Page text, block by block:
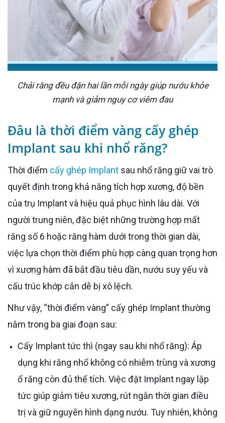
Chải răng đều đặn hai lần mỗi ngày giúp nướu khỏe
mạnh và giảm nguy cơ viêm đau
Đâu là thời điểm vàng cấy ghép
Implant sau khi nhổ răng?
Thời điểm cấy ghép Implant sau nhổ răng giữ vai trò
quyết định trong khả năng tích hợp xương, độ bền
của trụ Implant và hiệu quả phục hình lâu dài. Với
người trung niên, đặc biệt những trường hợp mất
răng số 6 hoặc răng hàm dưới trong thời gian dài,
việc lựa chọn thời điểm phù hợp càng quan trọng hơn
vì xương hàm đã bắt đầu tiêu dần, nướu suy yếu và
cấu trúc khớp cắn dễ bị xô lệch.
Như vậy, “thời điểm vàng” cấy ghép Implant thường
nằm trong ba giai đoạn sau:
Cấy Implant tức thì (ngay sau khi nhổ răng): Áp
dụng khi răng nhổ không có nhiễm trùng và xương
ổ răng còn đủ thể tích. Việc đặt Implant ngay lập
tức giúp giảm tiêu xương, rút ngắn thời gian điều
trị và giữ nguyên hình dạng nướu. Tuy nhiên, không